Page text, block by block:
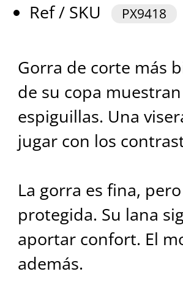
Ref / SKU
PX9418
Gorra de corte más
de su copa
espiguillas. Una
jugar con los
La gorra es fina,
protegida. Su lana
aportar confort. El
además.